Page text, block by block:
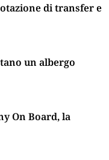
di transfer e
un albergo
On Board, la